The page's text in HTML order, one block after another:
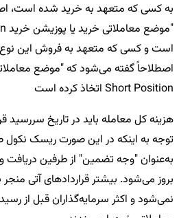
به کسی که متعهد به خرید شده است،
است و کسی که متعهد به فروش این
اصطلاحاً گفته می‌شود که "موضع
Short Position اتخاذ کرده است
هزینه کل معامله باید در تاریخ سررسید
توجه به اینکه در این صورت ریسک نکول
به‌عنوان "وجه تضمین" از طرفین دریافت
بروز می‌شود. بیشتر قراردادهای آتی منجر
نمی‌شود و اکثر سرمایه‌گذاران قبل از